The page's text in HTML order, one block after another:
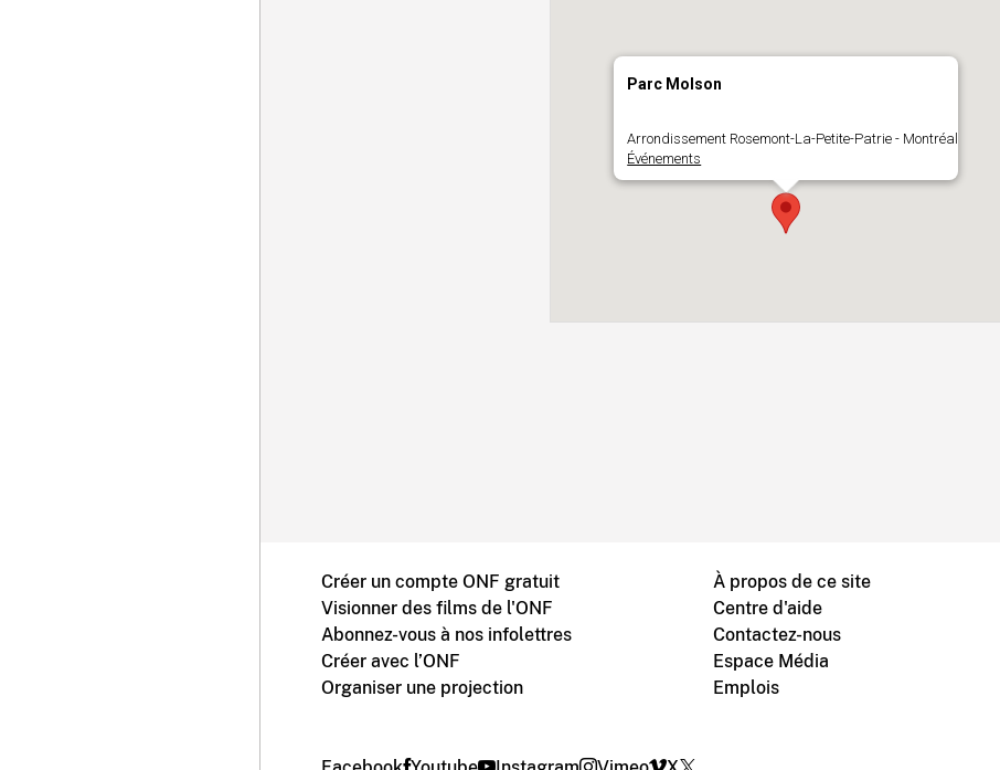
Parc Molson
Arrondissement Rosemont-La-Petite-Patrie - Montréal
Événements
Créer un compte ONF gratuit
Visionner des films de l'ONF
Abonnez-vous à nos infolettres
Créer avec l’ONF
Organiser une projection
À propos de ce site
Centre d'aide
Contactez-nous
Espace Média
Emplois